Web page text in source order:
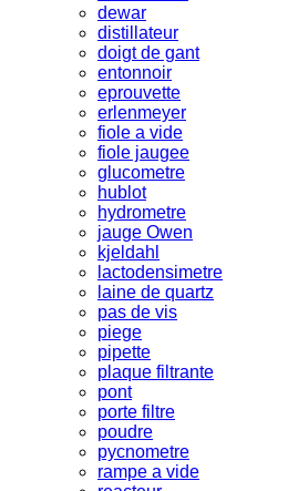
dewar
distillateur
doigt de gant
entonnoir
eprouvette
erlenmeyer
fiole a vide
fiole jaugee
glucometre
hublot
hydrometre
jauge Owen
kjeldahl
lactodensimetre
laine de quartz
pas de vis
piege
pipette
plaque filtrante
pont
porte filtre
poudre
pycnometre
rampe a vide